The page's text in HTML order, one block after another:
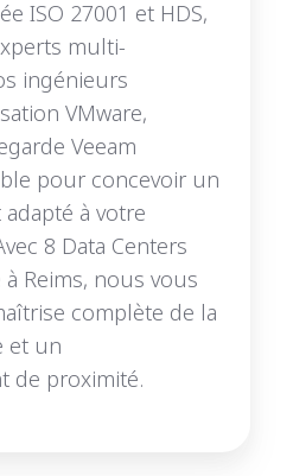
ISO 27001 et HDS,
multi-
ingénieurs
VMware,
Veeam
pour concevoir un
adapté à votre
8 Data Centers
Reims, nous vous
complète de la
et un
de proximité.